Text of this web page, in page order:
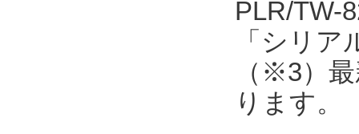
PLR/TW-
「シリ
（※3）
ります。